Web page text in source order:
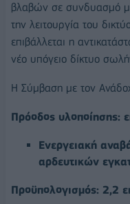
βλαβών σε συνδυασμό
την λειτουργία του
επιβάλλεται η
νέο υπόγειο δίκτυο
Η Σύμβαση με τον
Πρόοδος υλοποίησης:
Ενεργειακή
αρδευτικών
Προϋπολογισμός: 2,2